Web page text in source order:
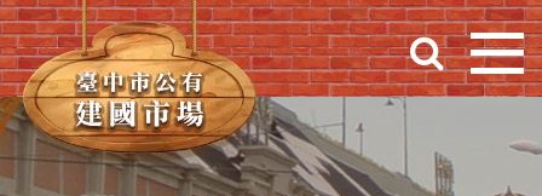
跳到主要內容